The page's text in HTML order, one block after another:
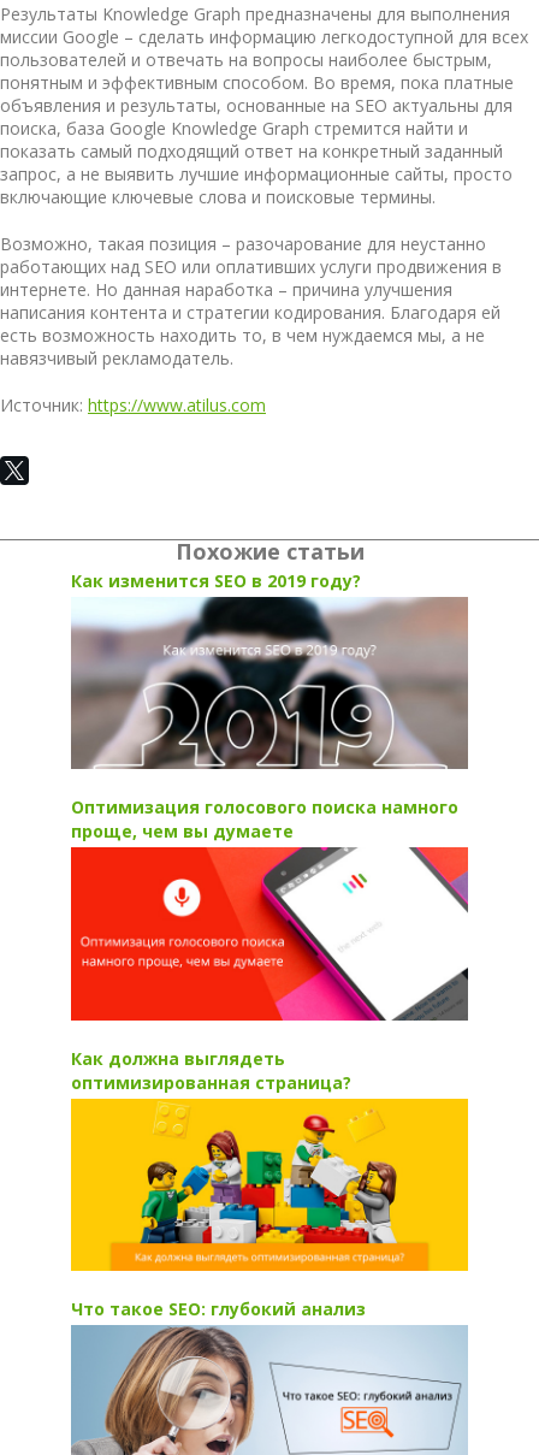
Результаты Knowledge Graph предназначены для выполнения
миссии Google – сделать информацию легкодоступной для всех
пользователей и отвечать на вопросы наиболее быстрым,
понятным и эффективным способом. Во время, пока платные
объявления и результаты, основанные на SEO актуальны для
поиска, база Google Knowledge Graph стремится найти и
показать самый подходящий ответ на конкретный заданный
запрос, а не выявить лучшие информационные сайты, просто
включающие ключевые слова и поисковые термины.
Возможно, такая позиция – разочарование для неустанно
работающих над SEO или оплативших услуги продвижения в
интернете. Но данная наработка – причина улучшения
написания контента и стратегии кодирования. Благодаря ей
есть возможность находить то, в чем нуждаемся мы, а не
навязчивый рекламодатель.
Источник: https://www.atilus.com
Похожие статьи
Как изменится SEO в 2019 году?
Оптимизация голосового поиска намного
проще, чем вы думаете
Как должна выглядеть
оптимизированная страница?
Что такое SEO: глубокий анализ